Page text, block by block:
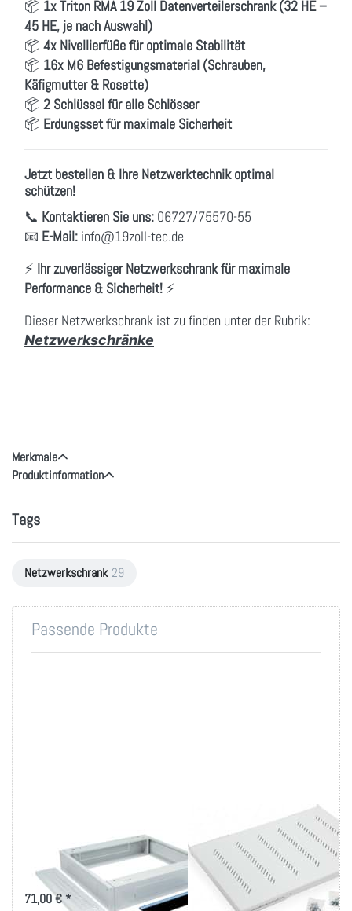
📦 1x Triton RMA 19 Zoll Datenverteilerschrank (32 HE –
45 HE, je nach Auswahl)
📦 4x Nivellierfüße für optimale Stabilität
📦 16x M6 Befestigungsmaterial (Schrauben,
Käfigmutter & Rosette)
📦 2 Schlüssel für alle Schlösser
📦 Erdungsset für maximale Sicherheit
Jetzt bestellen & Ihre Netzwerktechnik optimal
schützen!
📞 Kontaktieren Sie uns: 06727/75570-55
📧 E-Mail: info@19zoll-tec.de
⚡ Ihr zuverlässiger Netzwerkschrank für maximale
Performance & Sicherheit! ⚡
Dieser Netzwerkschrank ist zu finden unter der Rubrik:
Netzwerkschränke
Merkmale
Produktinformation
Tags
Netzwerkschrank 29
Passende Produkte
versch. Größen
für Triton-Schränke RMA und RZA
71,00 € *
19 Zoll Fachboden
bis 80kg Belastung
in versch. Tiefen
Ablage-Tablar 150 bis 950mm
Tiefe für 19 Zoll IT-Schränke